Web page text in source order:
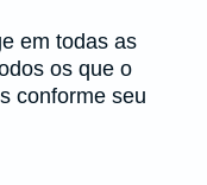
em todas as
os que o
conforme seu